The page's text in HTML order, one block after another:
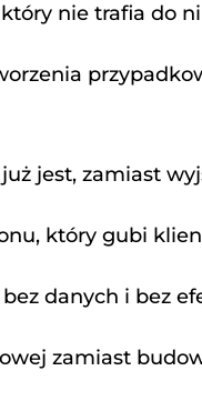
nie trafia do
jest, zamiast
który gubi
danych i bez
zamiast